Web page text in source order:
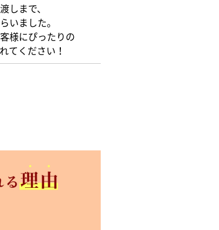
しまで、
いました。
様にぴったりの
てください！